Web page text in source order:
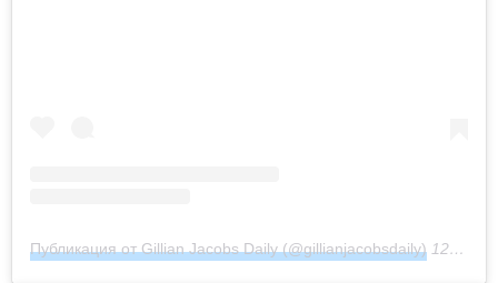
Публикация от Gillian Jacobs Daily (@gillianjacobsdaily) 12 Фев 2019 в 7:25 PST